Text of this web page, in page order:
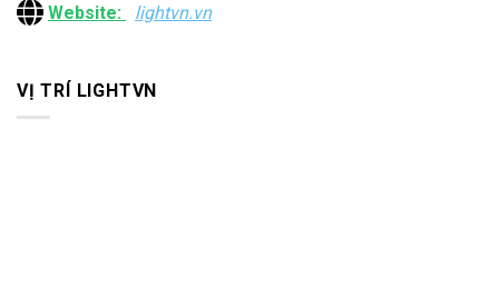
Website: lightvn.vn
VỊ TRÍ LIGHTVN